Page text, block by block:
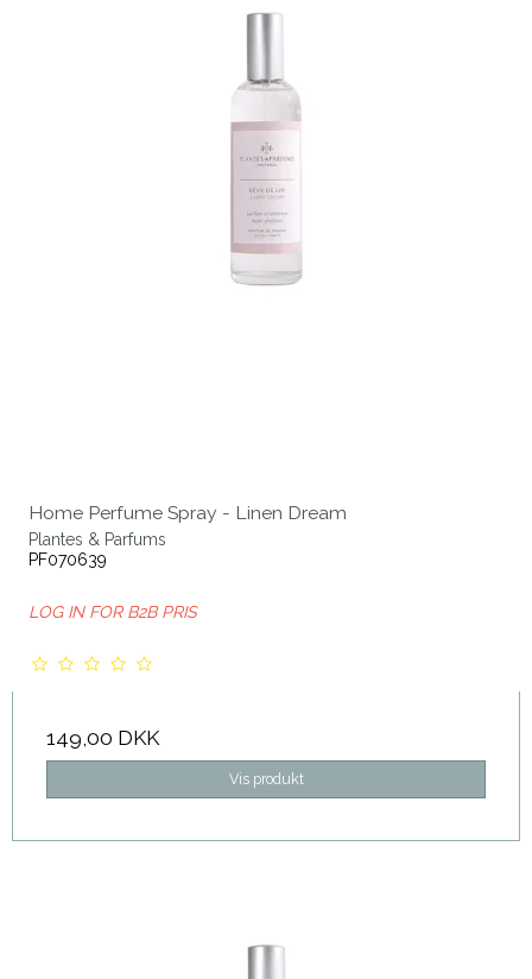
Home Perfume Spray - Linen Dream
Plantes & Parfums
PF070639
LOG IN FOR B2B PRIS
149,00 DKK
Vis produkt